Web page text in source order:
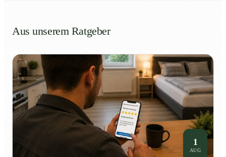
Aus unserem Ratgeber
1
AUG